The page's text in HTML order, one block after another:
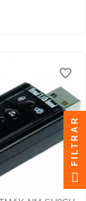
favorite_border
favorite_border
FILTRAR